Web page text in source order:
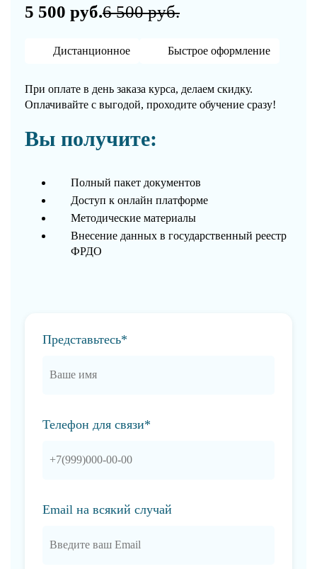
5 500 руб.6 500 руб.
Дистанционное Быстрое оформление
При оплате в день заказа курса, делаем скидку.
Оплачивайте с выгодой, проходите обучение сразу!
Вы получите:
Полный пакет документов
Доступ к онлайн платформе
Методические материалы
Внесение данных в государственный реестр
ФРДО
Представьтесь*
Телефон для связи*
Email на всякий случай